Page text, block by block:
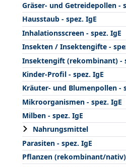
Gräser- und Getreidepollen -
Hausstaub - spez. IgE
Inhalationsscreen - spez. IgE
Insekten / Insektengifte -
Insektengift (rekombinant) -
Kinder-Profil - spez. IgE
Kräuter- und Blumenpollen -
Mikroorganismen - spez. IgE
Milben - spez. IgE
Nahrungsmittel
Parasiten - spez. IgE
Pflanzen (rekombinant/nativ)